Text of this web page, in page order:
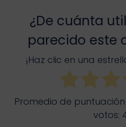
¿De cuánta
parecido este
¡Haz clic en una
Promedio de puntuación
votos: